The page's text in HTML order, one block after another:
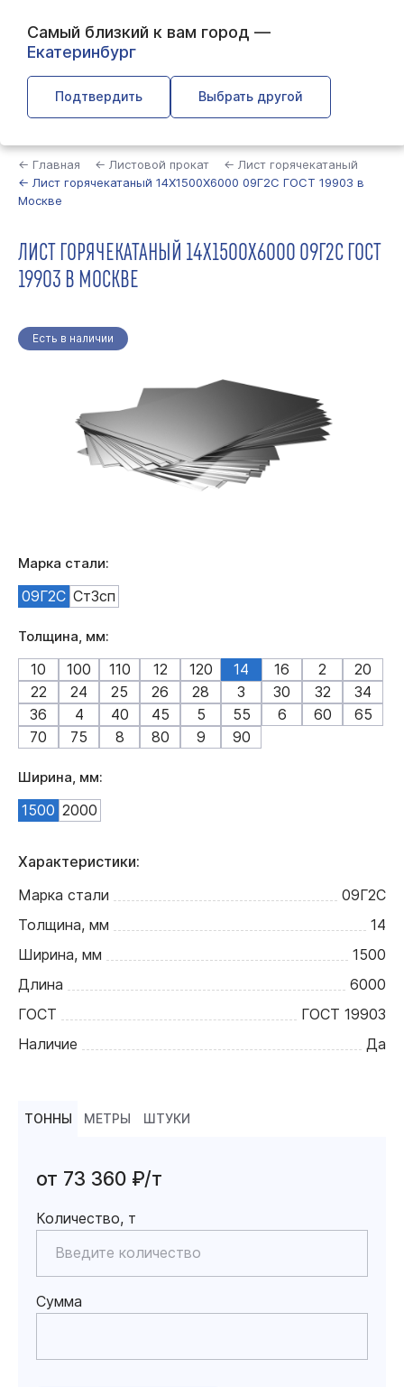
Самый близкий к вам город —
Екатеринбург
Подтвердить Выбрать другой
← Главная ← Листовой прокат
← Лист горячекатаный
← Лист горячекатаный 14Х1500Х6000 09Г2С ГОСТ 19903 в
Москве
ЛИСТ ГОРЯЧЕКАТАНЫЙ 14Х1500Х6000 09Г2С ГОСТ
19903 В МОСКВЕ
Есть в наличии
Марка стали:
09Г2С Ст3сп
Толщина, мм:
10 100 110 12 120 14 16 2
20
22
24 25 26 28 3 30 32
34
36
4 40 45 5 55 6 60
65
70
75 8 80 9 90
Ширина, мм:
1500 2000
Характеристики:
Марка стали
09Г2С
Толщина, мм
14
Ширина, мм
1500
Длина
6000
ГОСТ
ГОСТ 19903
Наличие
Да
ТОННЫ МЕТРЫ ШТУКИ
от 73 360 ₽/т
Количество, т
Сумма